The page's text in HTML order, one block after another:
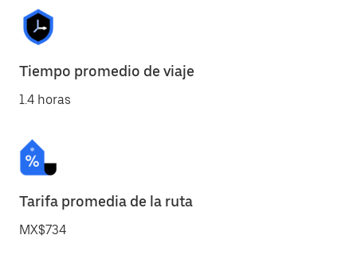
Tiempo promedio de viaje
1.4 horas
Tarifa promedia de la ruta
MX$734